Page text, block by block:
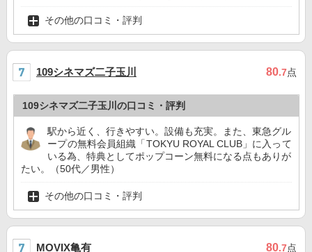
その他の口コミ・評判
109シネマズ二子玉川 80.7点
109シネマズ二子玉川の口コミ・評判
駅から近く、行きやすい。設備も充実。また、東急グル
ープの無料会員組織「TOKYU ROYAL CLUB」に入って
いる為、特典としてポップコーン無料になる点もありが
たい。（50代／男性）
その他の口コミ・評判
MOVIX亀有 80.7点